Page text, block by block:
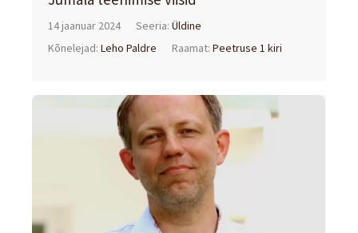
14 jaanuar 2024 Seeria:Üldine
Kõnelejad:Leho Paldre Raamat:Peetruse 1 kiri